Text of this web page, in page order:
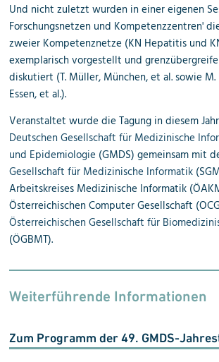
Und nicht zuletzt wurden in einer eigenen
Forschungsnetzen und Kompetenzzentren'
zweier Kompetenznetze (KN Hepatitis und
exemplarisch vorgestellt und
diskutiert (T. Müller, München, et al. sowie M.
Essen, et al.).
Veranstaltet wurde die Tagung in diesem
Deutschen Gesellschaft für Medizinische
und Epidemiologie (GMDS) gemeinsam mit
Gesellschaft für Medizinische Informatik
Arbeitskreises Medizinische Informatik
Österreichischen Computer Gesellschaft
Österreichischen Gesellschaft für
(ÖGBMT).
Weiterführende Informationen
Zum Programm der 49. GMDS-